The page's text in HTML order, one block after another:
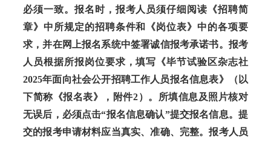
必须一致。报名时，报考人员须仔细阅读《招聘简
章》中所规定的招聘条件和《岗位表》中的各项要
求，并在网上报名系统中签署诚信报考承诺书。报考
人员根据所报岗位要求，填写《毕节试验区杂志社
2025年面向社会公开招聘工作人员报名信息表》（以
下简称《报名表》，附件2）。所填信息及照片核对
无误后，必须点击“报名信息确认”提交报名信息。提
交的报考申请材料应当真实、准确、完整。报考人员